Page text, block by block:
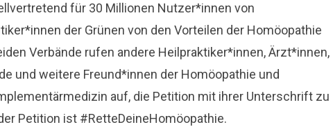
für 30 Millionen Nutzer*innen von
der Grünen von den Vorteilen der Homöopathie
Verbände rufen andere Heilpraktiker*innen, Ärzt*innen,
und weitere Freund*innen der Homöopathie und
auf, die Petition mit ihrer Unterschrift zu
Petition ist #RetteDeineHomöopathie.